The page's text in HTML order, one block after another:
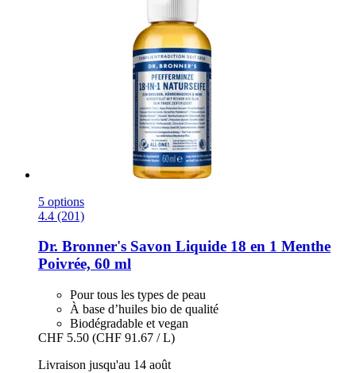
5 options
4.4 (201)
Dr. Bronner's Savon Liquide 18 en 1 Menthe
Poivrée, 60 ml
Pour tous les types de peau
À base d’huiles bio de qualité
Biodégradable et vegan
CHF 5.50 (CHF 91.67 / L)
Livraison jusqu'au 14 août